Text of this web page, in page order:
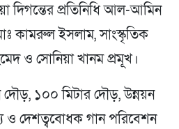
দিগন্তের প্রতিনিধি আল-আমিন
কামরুল ইসলাম, সাংস্কৃতিক
ও সোনিয়া খানম প্রমূখ।
দৌড়, ১০০ মিটার দৌড়, উন্নয়ন
ও দেশত্ববোধক গান পরিবেশন